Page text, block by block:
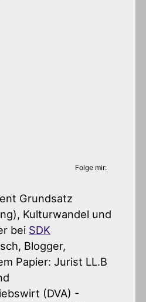
Folge mir:
Grundsatz
Kulturwandel und
bei SDK
Blogger,
Papier: Jurist LL.B
(DVA) -